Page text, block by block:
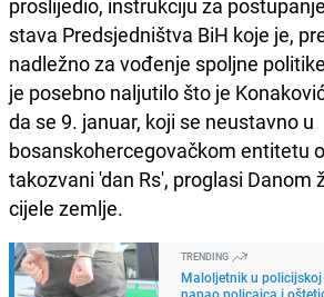
stava Predsjedništva BiH koje je,
nadležno za vođenje spoljne
je posebno naljutilo što je
da se 9. januar, koji se neustavno u
bosanskohercegovačkom entitetu
takozvani 'dan Rs', proglasi Danom
cijele zemlje.
TRENDING
Maloljetnik u
napao policajca i